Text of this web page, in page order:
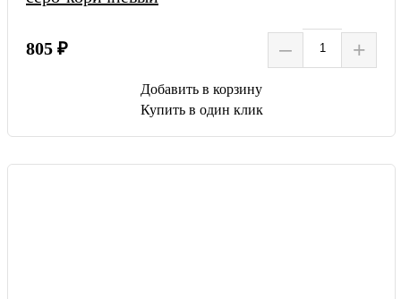
805 ₽ – +
Добавить в корзину
Купить в один клик